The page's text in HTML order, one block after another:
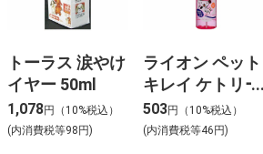
トーラス 涙やけ
イヤー 50ml
1,078円（10%税込）
(内消費税等98円)
ライオン ペット
キレイ ケトリー
ナ ベビーパウダ
ーの香り２００
503円（10%税込）
(内消費税等46円)